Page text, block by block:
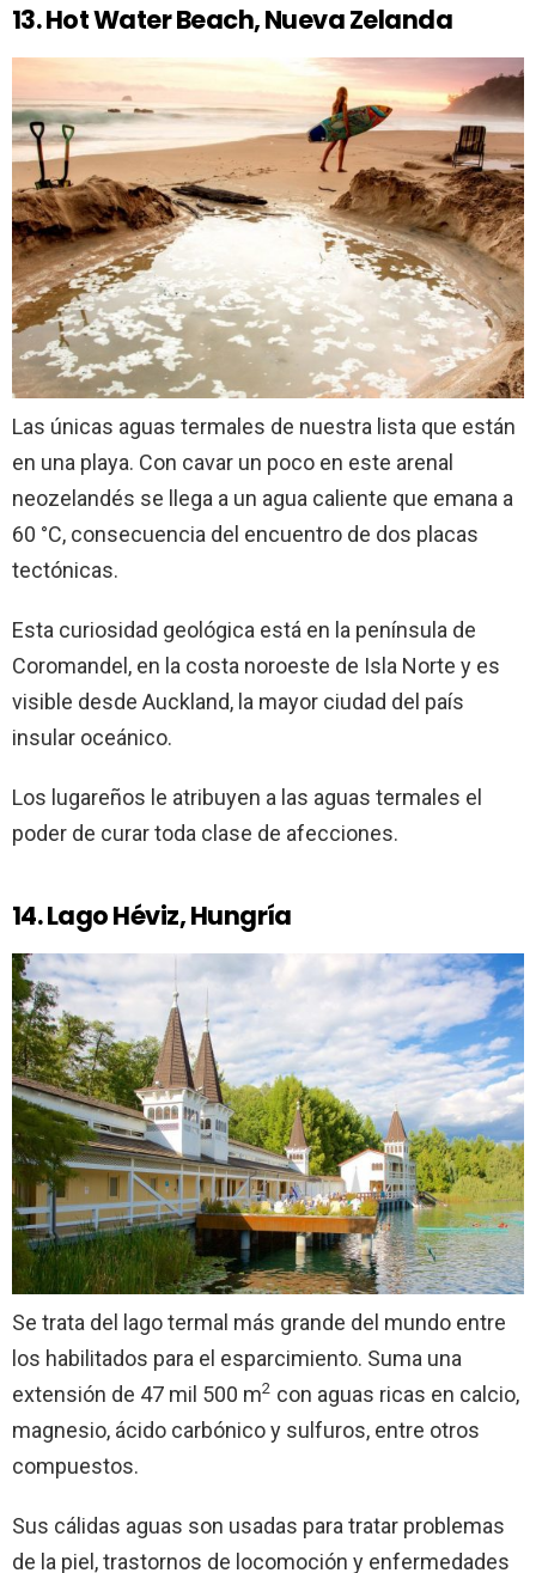
13. Hot Water Beach, Nueva Zelanda
Las únicas aguas termales de nuestra lista que están
en una playa. Con cavar un poco en este arenal
neozelandés se llega a un agua caliente que emana a
60 °C, consecuencia del encuentro de dos placas
tectónicas.
Esta curiosidad geológica está en la península de
Coromandel, en la costa noroeste de Isla Norte y es
visible desde Auckland, la mayor ciudad del país
insular oceánico.
Los lugareños le atribuyen a las aguas termales el
poder de curar toda clase de afecciones.
14. Lago Héviz, Hungría
Se trata del lago termal más grande del mundo entre
los habilitados para el esparcimiento. Suma una
extensión de 47 mil 500 m2 con aguas ricas en calcio,
magnesio, ácido carbónico y sulfuros, entre otros
compuestos.
Sus cálidas aguas son usadas para tratar problemas
de la piel, trastornos de locomoción y enfermedades